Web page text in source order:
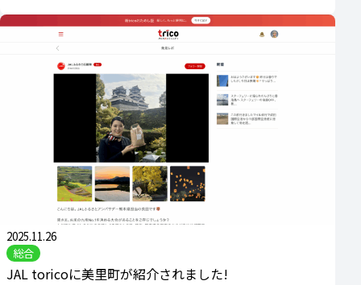
2025.11.26
総合
JAL toricoに美里町が紹介されました!